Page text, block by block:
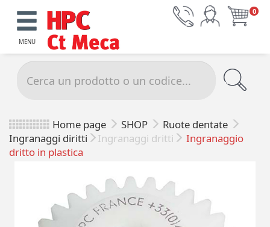
MENU
0
Home page SHOP
Ruote dentate
Ingranaggi diritti
Ingranaggi dritti
Ingranaggio
dritto in plastica